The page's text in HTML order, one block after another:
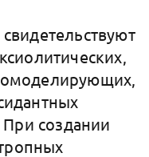
При создании